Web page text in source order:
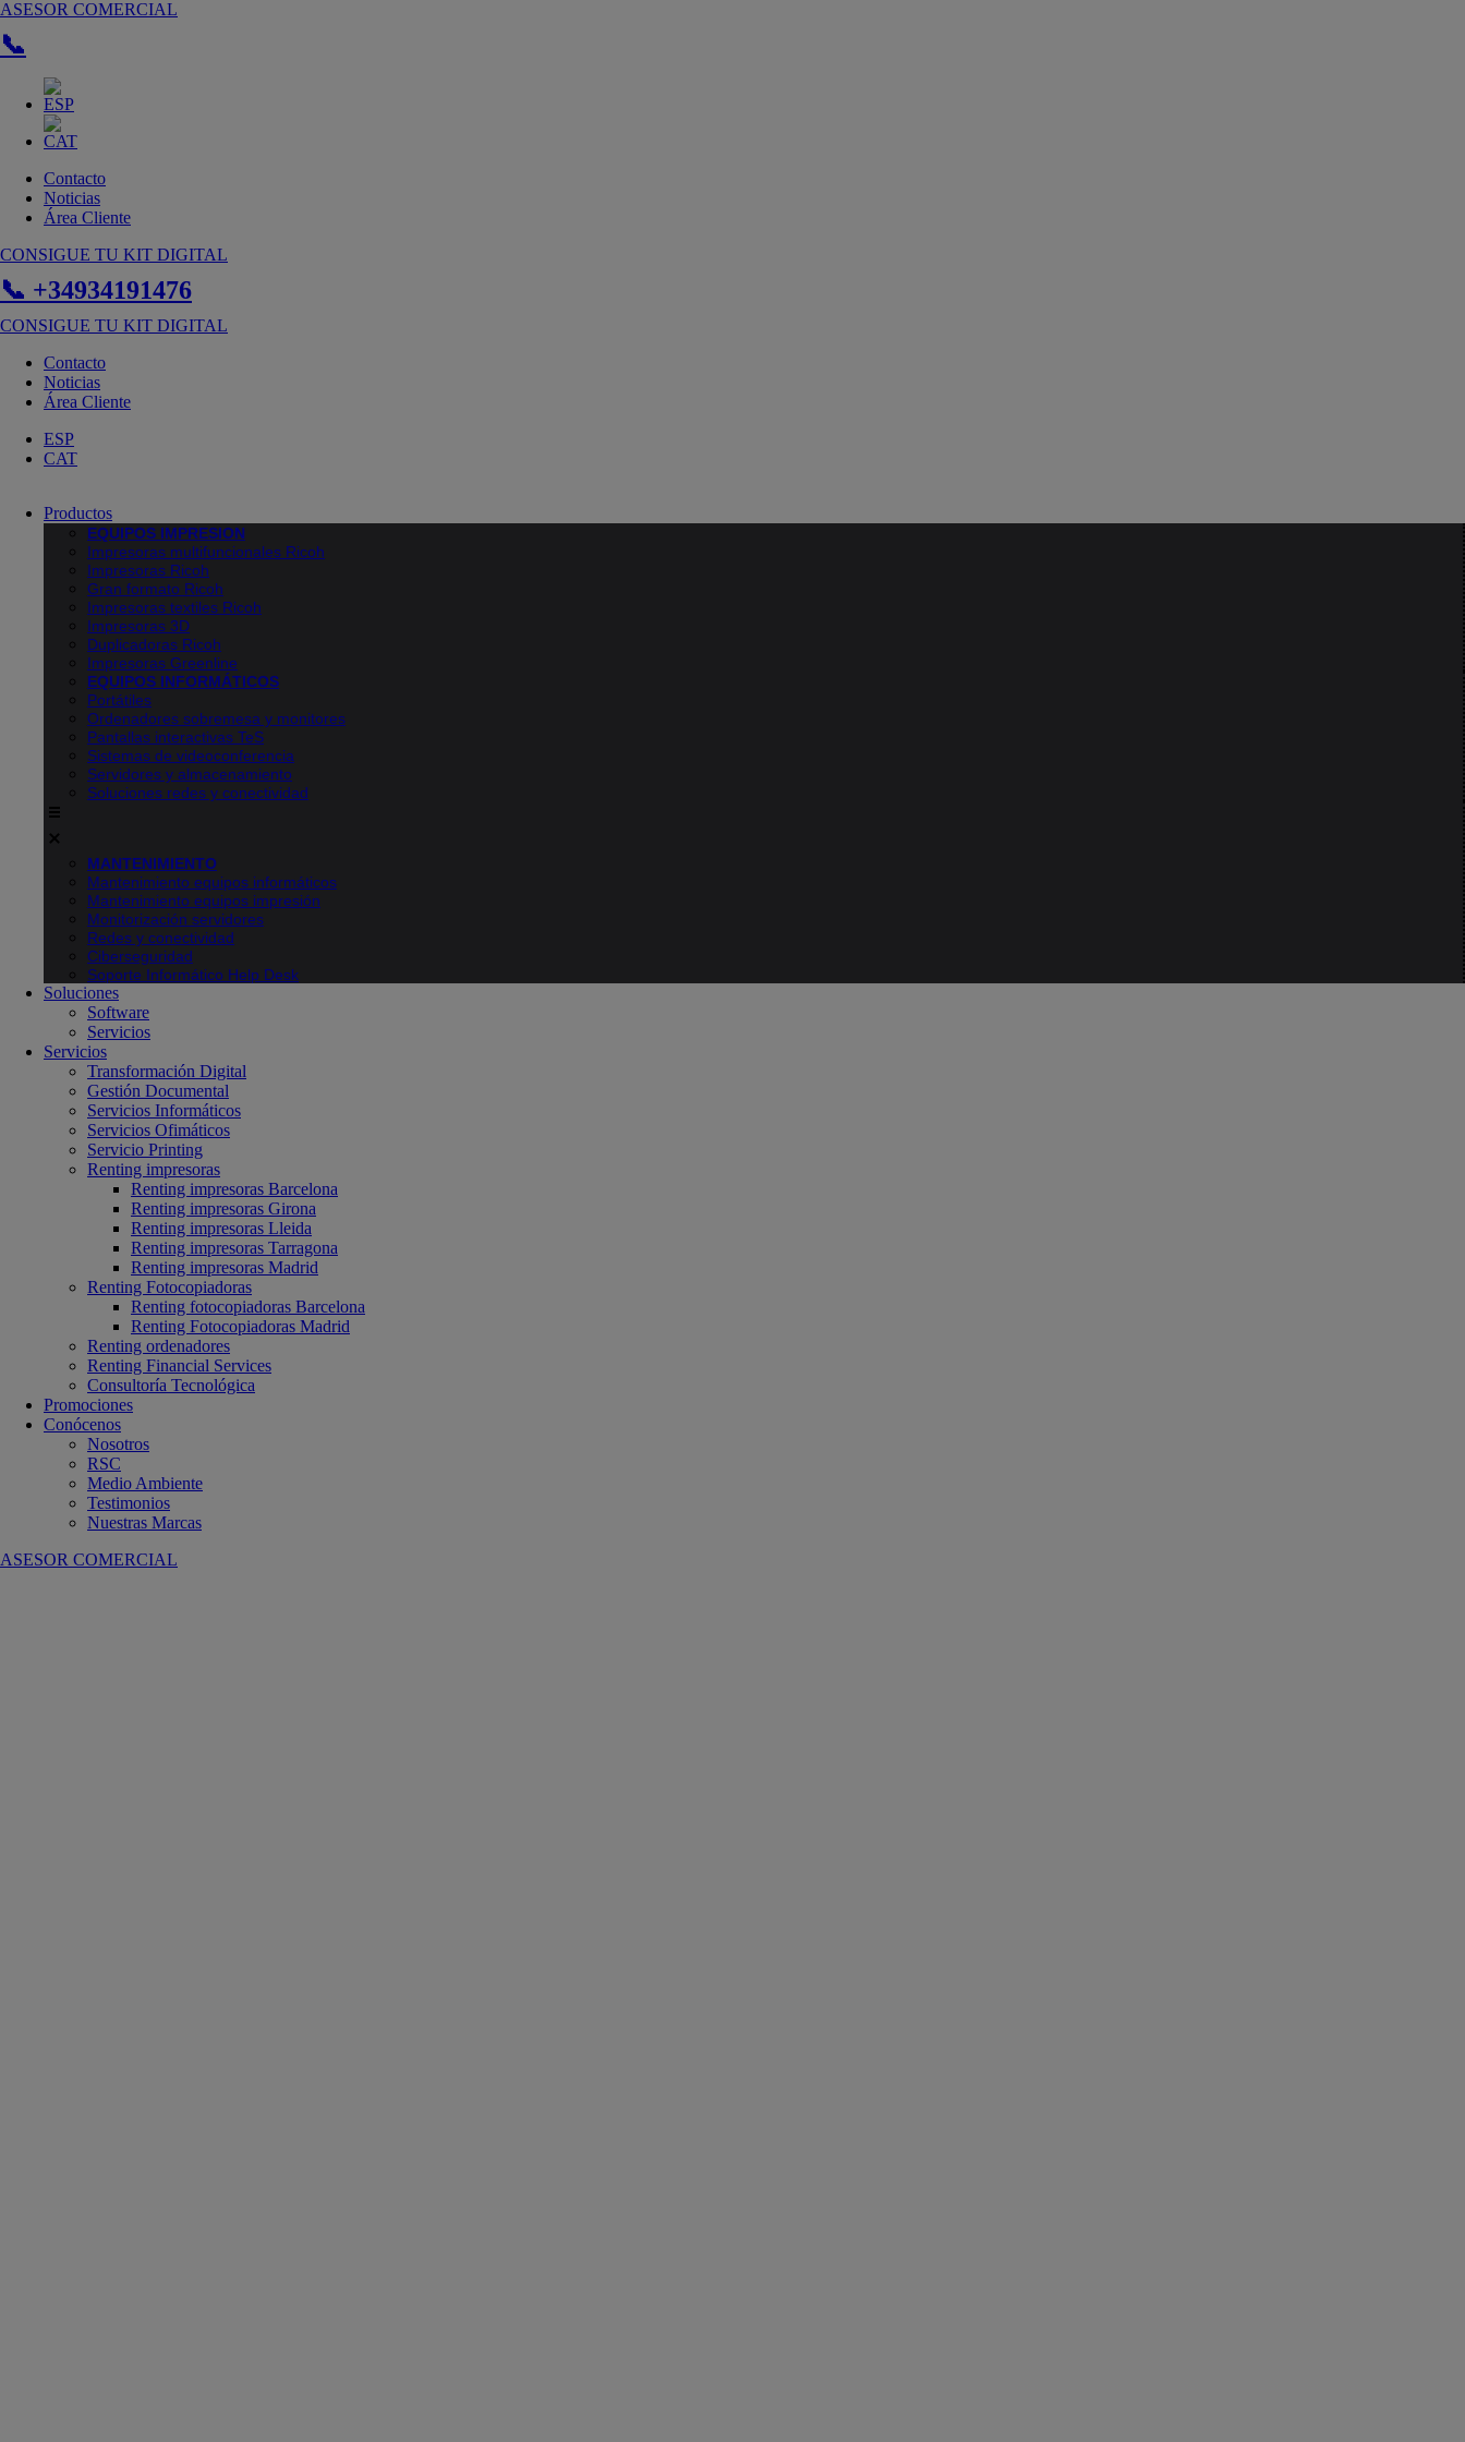
Ir
contenido
ASESOR COMERCIAL
📞
Contacto
Noticias
Área Cliente
CONSIGUE TU KIT DIGITAL
📞 +34934191476
CONSIGUE TU KIT DIGITAL
Contacto
Noticias
Área Cliente
ESP
CAT
Productos
EQUIPOS IMPRESION
Impresoras multifuncionales Ricoh
Impresoras Ricoh
Gran formato Ricoh
Impresoras textiles Ricoh
Impresoras 3D
Duplicadoras Ricoh
Impresoras Greenline
EQUIPOS INFORMÁTICOS
Portátiles
Ordenadores sobremesa y monitores
Pantallas interactivas TeS
Sistemas de videoconferencia
Servidores y almacenamiento
Soluciones redes y conectividad
MANTENIMIENTO
Mantenimiento equipos informáticos
Mantenimiento equipos impresión
Monitorización servidores
Redes y conectividad
Ciberseguridad
Soporte Informático Help Desk
Soluciones
Software
Servicios
Servicios
Transformación Digital
Gestión Documental
Servicios Informáticos
Servicios Ofimáticos
Servicio Printing
Renting impresoras
Renting impresoras Barcelona
Renting impresoras Girona
Renting impresoras Lleida
Renting impresoras Tarragona
Renting impresoras Madrid
Renting Fotocopiadoras
Renting fotocopiadoras Barcelona
Renting Fotocopiadoras Madrid
Renting ordenadores
Renting Financial Services
Consultoría Tecnológica
Promociones
Conócenos
Nosotros
RSC
Medio Ambiente
Testimonios
Nuestras Marcas
ASESOR COMERCIAL